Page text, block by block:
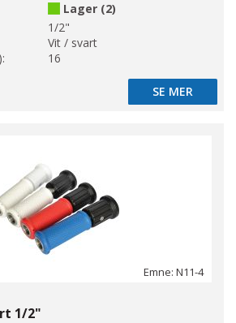
Lager (2)
1/2"
Vit / svart
16
SE MER
SE MER
Emne: N11-4
1/2"